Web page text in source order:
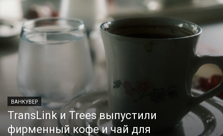
ВАНКУВЕР
TransLink и Trees выпустили
фирменный кофе и чай для